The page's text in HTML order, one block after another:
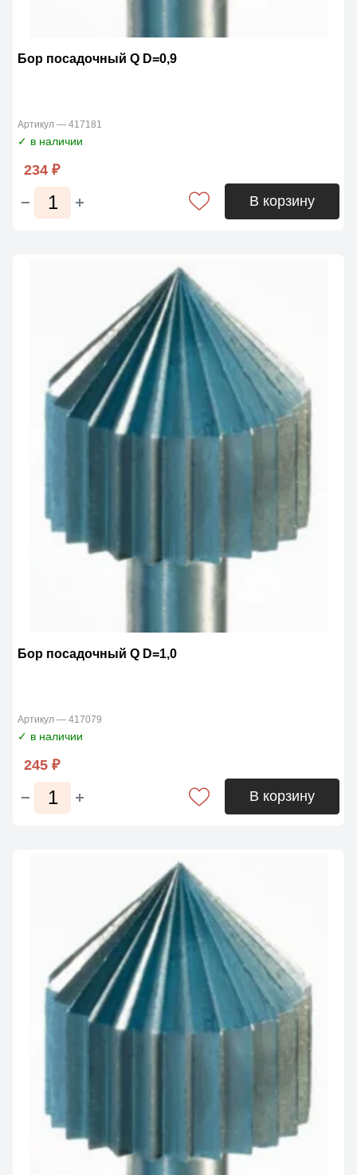
Бор посадочный Q D=0,9
Артикул — 417181
✓ в наличии
234 ₽
В корзину
Бор посадочный Q D=1,0
Артикул — 417079
✓ в наличии
245 ₽
В корзину